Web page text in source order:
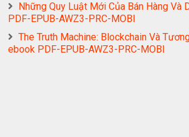
Những Quy Luật Mới Của Bán Hàng Và
PDF-EPUB-AWZ3-PRC-MOBI
The Truth Machine: Blockchain Và
ebook PDF-EPUB-AWZ3-PRC-MOBI